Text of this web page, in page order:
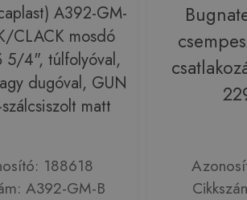
A392-GM-
CLACK mosdó
5/4", túlfolyóval,
dugóval, GUN
matt
188618
A392-GM-B